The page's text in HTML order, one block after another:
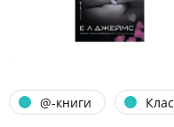
@-книги